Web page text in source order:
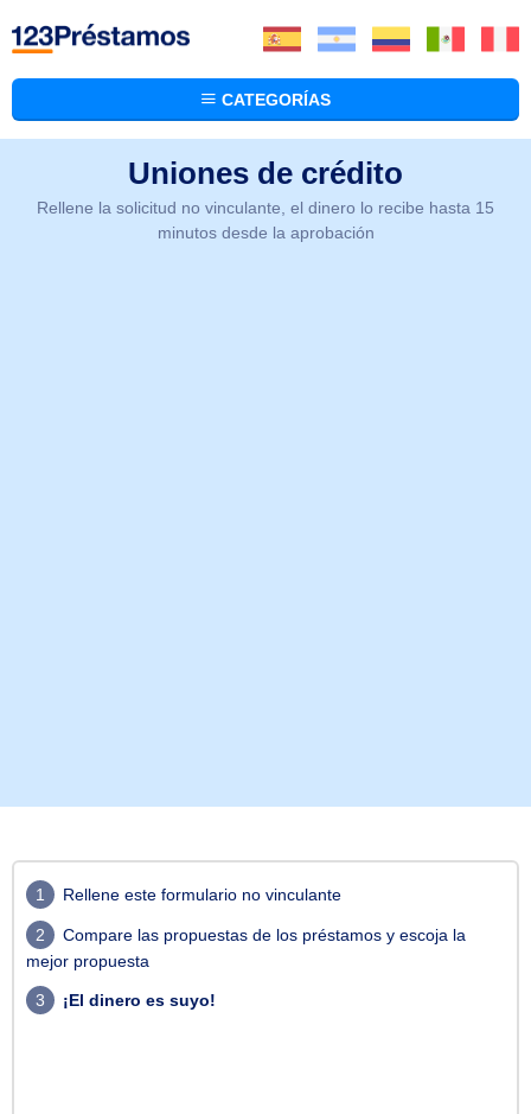
CATEGORÍAS
Uniones de crédito
Rellene la solicitud no vinculante, el dinero lo recibe hasta 15
minutos desde la aprobación
1 Rellene este formulario no vinculante
2
Compare las propuestas de los préstamos y escoja la
mejor propuesta
3 ¡El dinero es suyo!